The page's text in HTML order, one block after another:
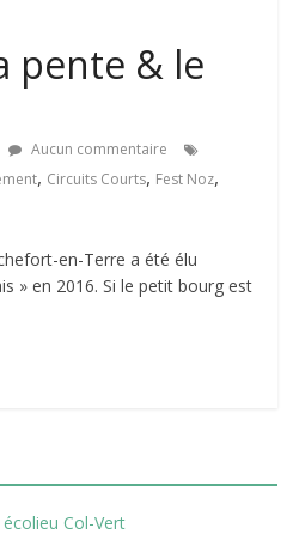
pente & le
Aucun commentaire
, Circuits Courts, Fest Noz,
en-Terre a été élu
» en 2016. Si le petit bourg est
Col-Vert